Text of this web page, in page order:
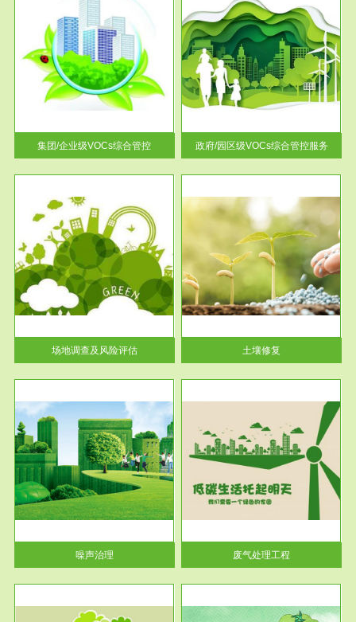
集团/企业级VOCs综合管控
服务范围
政府/园区级VOCs综合管控服务
根据《石化行业挥发性有机物综
合整治方案》文件要求，到2017
年，全...
政府/园区级VOCs综合管控服务
场地调查及风险评估
服务范围
土壤修复
土壤修复
噪声治理
服务范围
废气处理工程
废气处理工程